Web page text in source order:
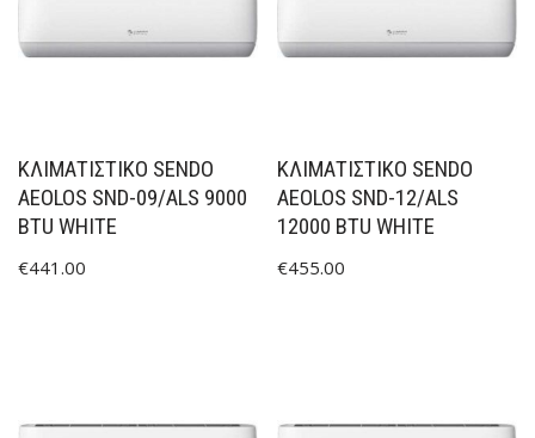
ΚΛΙΜΑΤΙΣΤΙΚΟ SENDO
AEOLOS SND-09/ALS 9000
BTU WHITE
€441.00
ΚΛΙΜΑΤΙΣΤΙΚΟ SENDO
AEOLOS SND-12/ALS
12000 BTU WHITE
€455.00